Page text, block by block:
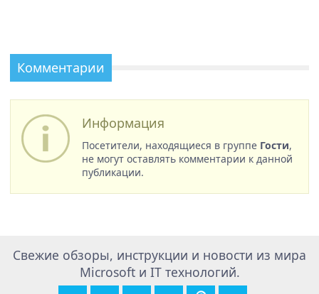
Комментарии
Информация
Посетители, находящиеся в группе Гости,
не могут оставлять комментарии к данной
публикации.
Свежие обзоры, инструкции и новости из мира
Microsoft и IT технологий.